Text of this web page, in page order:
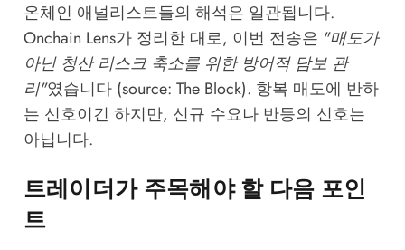
온체인 애널리스트들의 해석은 일관됩니다.
Onchain Lens가 정리한 대로, 이번 전송은 "매도가
아닌 청산 리스크 축소를 위한 방어적 담보 관
리"였습니다 (source: The Block). 항복 매도에 반하
는 신호이긴 하지만, 신규 수요나 반등의 신호는
아닙니다.
트레이더가 주목해야 할 다음 포인
트